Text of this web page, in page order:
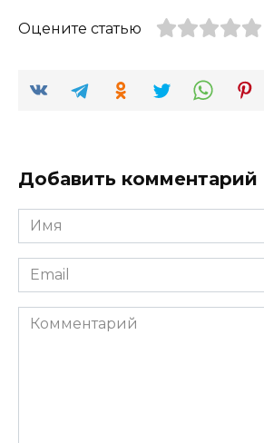
Оцените статью
Добавить комментарий
Имя
Email
Комментарий